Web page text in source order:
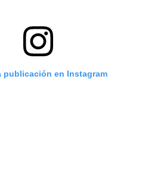
publicación en Instagram